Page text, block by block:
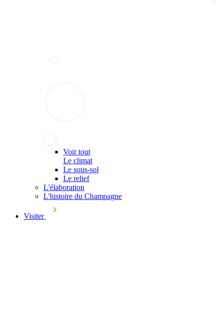
Voir tout
Le climat
Le sous-sol
Le relief
L'élaboration
L'histoire du Champagne
Visiter